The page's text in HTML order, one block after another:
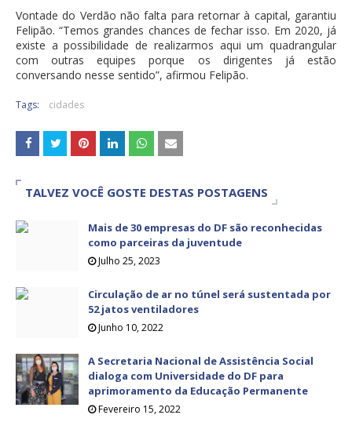
Vontade do Verdão não falta para retornar à capital, garantiu
Felipão. “Temos grandes chances de fechar isso. Em 2020, já
existe a possibilidade de realizarmos aqui um quadrangular
com outras equipes porque os dirigentes já estão
conversando nesse sentido”, afirmou Felipão.
Tags: cidades
TALVEZ VOCÊ GOSTE DESTAS POSTAGENS
Mais de 30 empresas do DF são reconhecidas
como parceiras da juventude
Julho 25, 2023
Circulação de ar no túnel será sustentada por
52 jatos ventiladores
Junho 10, 2022
A Secretaria Nacional de Assistência Social
dialoga com Universidade do DF para
aprimoramento da Educação Permanente
Fevereiro 15, 2022